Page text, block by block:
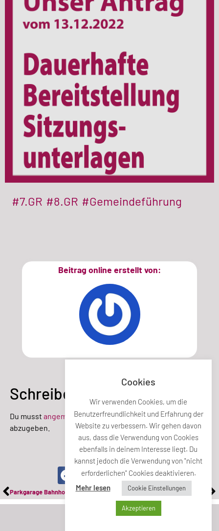
#7.GR #8.GR #Gemeindeführung
Schreibe einen Kommentar
Du musst angemeldetsein, um einen Kommentar
abzugeben.
Beitrag online erstellt von:
Teile diesen Beitrag
Parkgarage Bahnhof
Cookies
Wir verwenden Cookies, um die
Benutzerfreundlichkeit und Erfahrung der
Website zu verbessern. Wir gehen davon
aus, dass die Verwendung von Cookies
ebenfalls in deinem Interesse liegt. Du
kannst jedoch die Verwendung von "nicht
erforderlichen" Cookies deaktivieren.
Mehr lesen
Cookie Einstellungen
Akzeptieren